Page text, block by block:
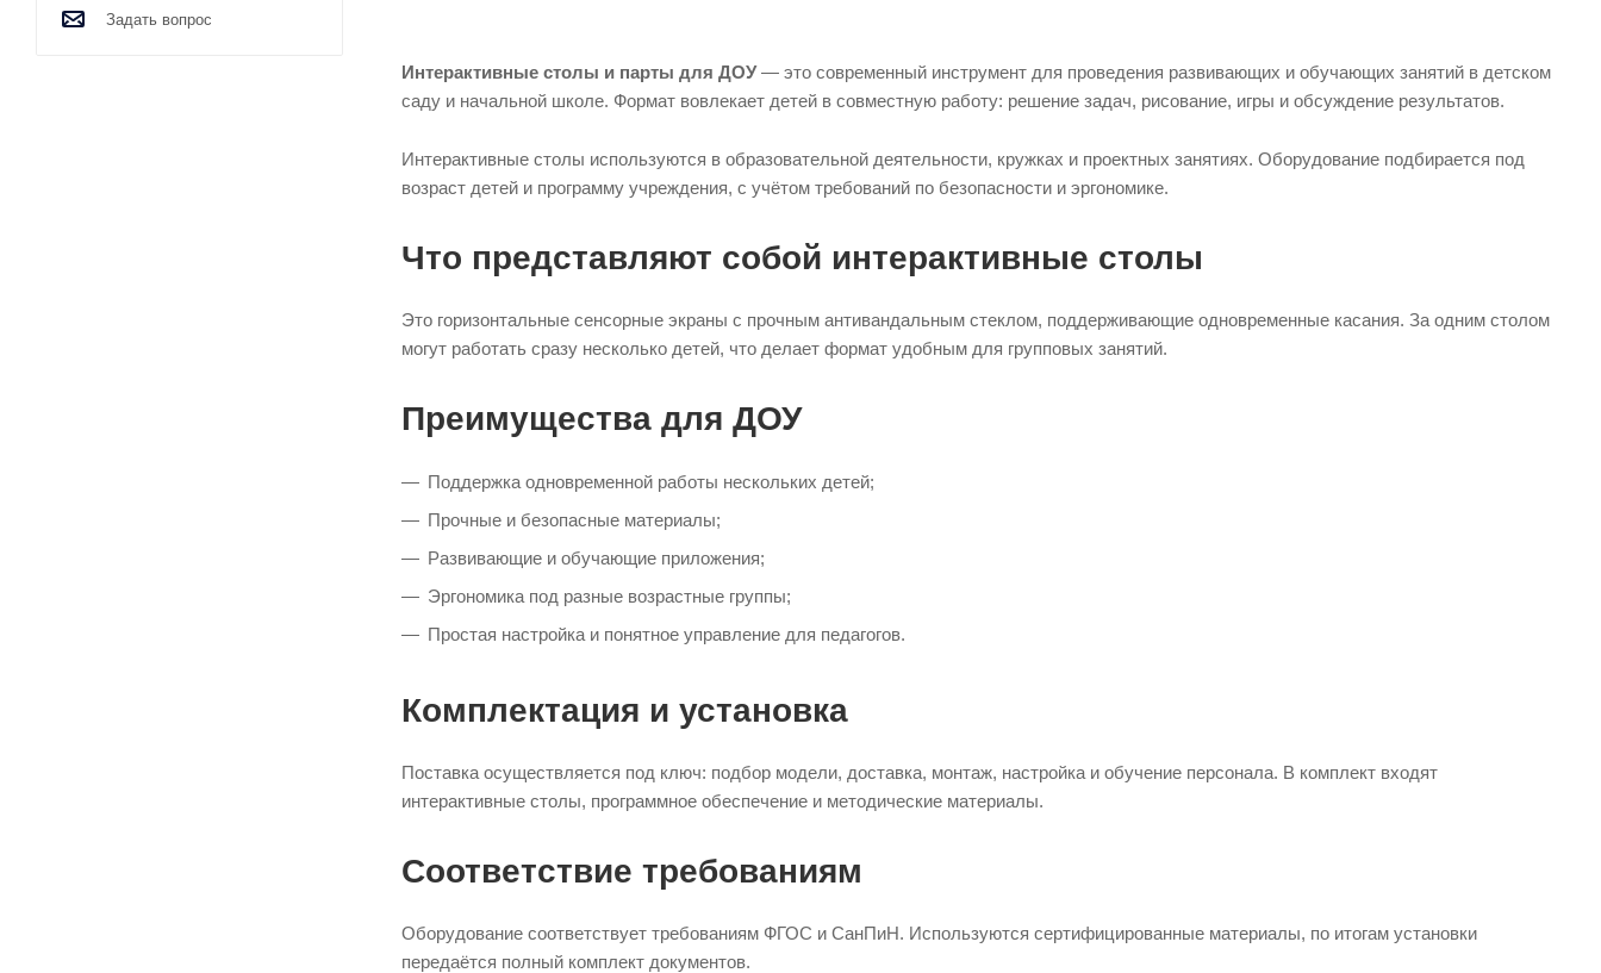
Интерактивные столы и парты для ДОУ— это современный инструмент для проведения развивающих и обучающих занятий в детском
саду и начальной школе. Формат вовлекает детей в совместную работу: решение задач, рисование, игры и обсуждение результатов.
Интерактивные столы используются в образовательной деятельности, кружках и проектных занятиях. Оборудование подбирается под
возраст детей и программу учреждения, с учётом требований по безопасности и эргономике.
Что представляют собой интерактивные столы
Это горизонтальные сенсорные экраны с прочным антивандальным стеклом, поддерживающие одновременные касания. За одним столом
могут работать сразу несколько детей, что делает формат удобным для групповых занятий.
Преимущества для ДОУ
Поддержка одновременной работы нескольких детей;
Прочные и безопасные материалы;
Развивающие и обучающие приложения;
Эргономика под разные возрастные группы;
Простая настройка и понятное управление для педагогов.
Комплектация и установка
Поставка осуществляется под ключ: подбор модели, доставка, монтаж, настройка и обучение персонала. В комплект входят
интерактивные столы, программное обеспечение и методические материалы.
Соответствие требованиям
Оборудование соответствует требованиям ФГОС и СанПиН. Используются сертифицированные материалы, по итогам установки
передаётся полный комплект документов.
Задать вопрос